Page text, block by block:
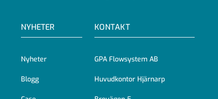
NYHETER
Nyheter
Blogg
KONTAKT
GPA Flowsystem AB
Huvudkontor Hjärnarp